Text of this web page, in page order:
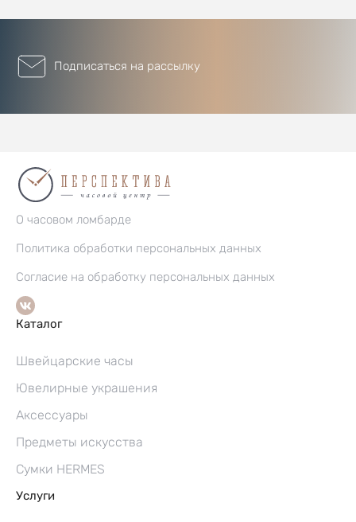
Подписаться на рассылку
О часовом ломбарде
Политика обработки персональных данных
Согласие на обработку персональных данных
Каталог
Швейцарские часы
Ювелирные украшения
Аксессуары
Предметы искусства
Сумки HERMES
Услуги